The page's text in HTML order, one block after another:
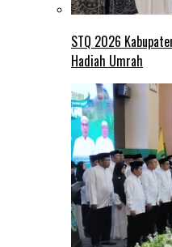
STQ 2026
Hadiah Umrah